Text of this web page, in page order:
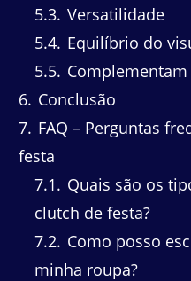
5.3 Versatilidade
5.4 Equilíbrio do
5.5
6 Conclusão
7 FAQ – Perguntas
festa
7.1
Quais são os
clutch de festa?
7.2 Como posso
minha roupa?